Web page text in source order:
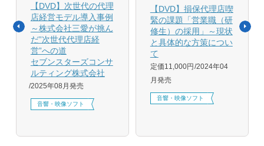
【DVD】次世代の代理
店経営モデル導入事例
～株式会社三愛が挑ん
だ”次世代代理店経
営”への道
セブンスターズコンサ
ルティング株式会社
2025年08月発売
音響・映像ソフト
【DVD】損保代理店喫
緊の課題「営業職（研
修生）の採用」～現状
と具体的な方策につい
て
定価11,000円 2024年04
月発売
音響・映像ソフト